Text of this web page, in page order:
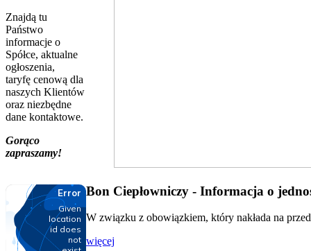
Znajdą tu
Państwo
informacje o
Spółce, aktualne
ogłoszenia,
taryfę cenową dla
naszych Klientów
oraz niezbędne
dane kontaktowe.
Gorąco
zapraszamy!
Bon Ciepłowniczy - Informacja o
W związku z obowiązkiem, który nakłada na
więcej